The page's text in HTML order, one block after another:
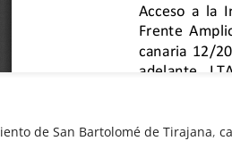
de San Bartolomé de Tirajana,